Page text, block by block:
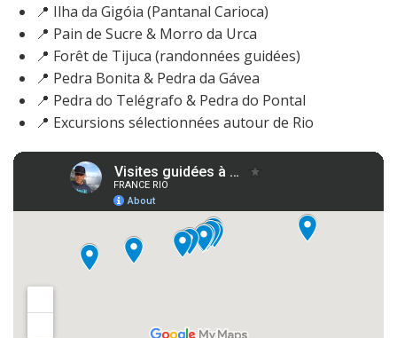
📍 Ilha da Gigóia (Pantanal Carioca)
📍 Pain de Sucre & Morro da Urca
📍 Forêt de Tijuca (randonnées guidées)
📍 Pedra Bonita & Pedra da Gávea
📍 Pedra do Telégrafo & Pedra do Pontal
📍 Excursions sélectionnées autour de Rio